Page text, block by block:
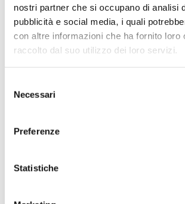
nostri partner che si occupano di analisi
pubblicità e social media, i quali
con altre informazioni che ha fornito loro
raccolto dal suo utilizzo dei loro servizi.
delNecessari
Preferenze
Statistiche
Prendi la tessera